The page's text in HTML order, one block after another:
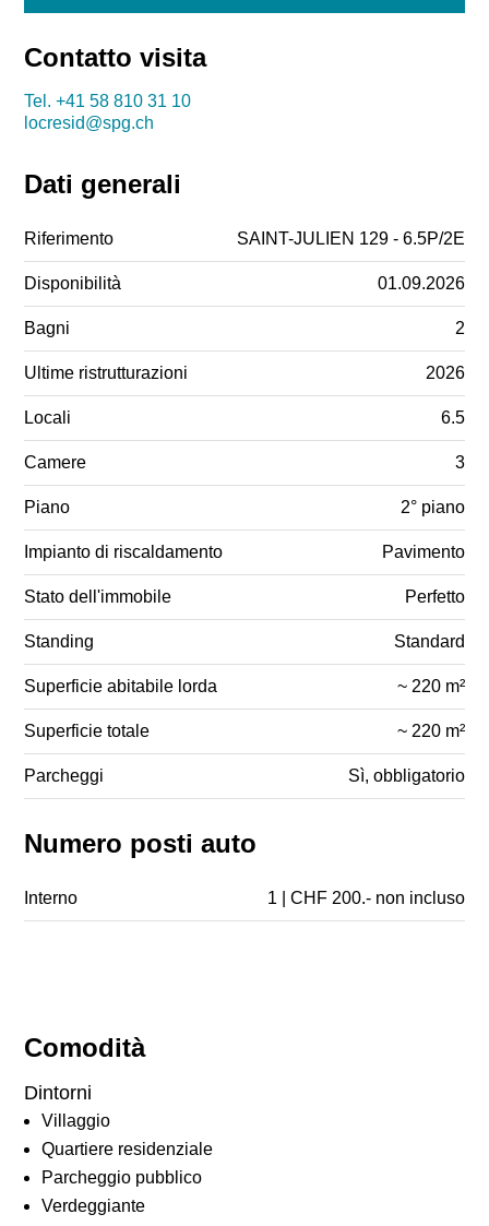
Comodità
Dintorni
Villaggio
Quartiere residenziale
Parcheggio pubblico
Verdeggiante
Contatto visita
Tel.+41 58 810 31 10
locresid@spg.ch
Dati generali
Riferimento SAINT-JULIEN 129 - 6.5P/2E
Disponibilità 01.09.2026
Bagni 2
Ultime ristrutturazioni 2026
Locali 6.5
Camere 3
Piano 2° piano
Impianto di riscaldamento Pavimento
Stato dell'immobile Perfetto
Standing Standard
Superficie abitabile lorda ~ 220 m²
Superficie totale ~ 220 m²
Parcheggi Sì, obbligatorio
Numero posti auto
Interno 1 | CHF 200.- non incluso